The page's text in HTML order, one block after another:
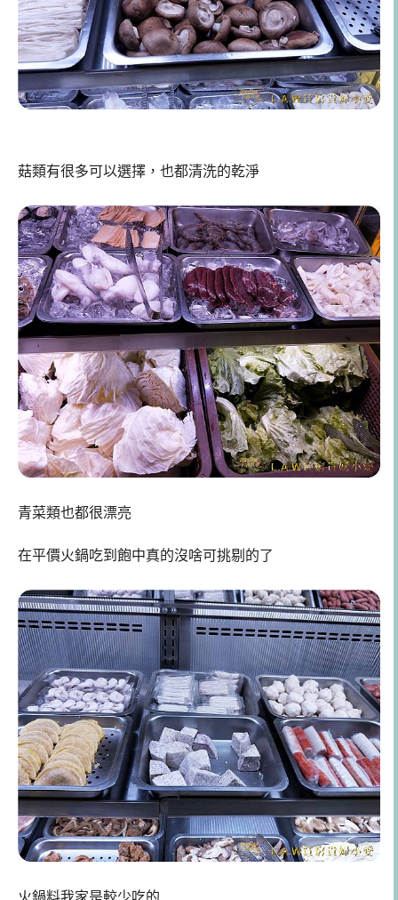
菇類有很多可以選擇，也都清洗的乾淨
青菜類也都很漂亮
在平價火鍋吃到飽中真的沒啥可挑剔的了
火鍋料我家是較少吃的